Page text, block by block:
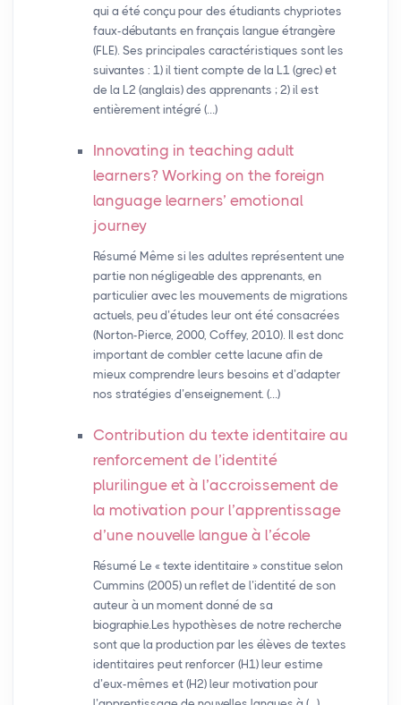
qui a été conçu pour des étudiants chypriotes
faux-débutants en français langue étrangère
(FLE). Ses principales caractéristiques sont les
suivantes : 1) il tient compte de la L1 (grec) et
de la L2 (anglais) des apprenants ; 2) il est
entièrement intégré (…)
Innovating in teaching adult
learners? Working on the foreign
language learners’ emotional
journey
Résumé Même si les adultes représentent une
partie non négligeable des apprenants, en
particulier avec les mouvements de migrations
actuels, peu d’études leur ont été consacrées
(Norton-Pierce, 2000, Coffey, 2010). Il est donc
important de combler cette lacune afin de
mieux comprendre leurs besoins et d’adapter
nos stratégies d’enseignement. (…)
Contribution du texte identitaire au
renforcement de l’identité
plurilingue et à l’accroissement de
la motivation pour l’apprentissage
d’une nouvelle langue à l’école
Résumé Le « texte identitaire » constitue selon
Cummins (2005) un reflet de l’identité de son
auteur à un moment donné de sa
biographie.Les hypothèses de notre recherche
sont que la production par les élèves de textes
identitaires peut renforcer (H1) leur estime
d’eux-mêmes et (H2) leur motivation pour